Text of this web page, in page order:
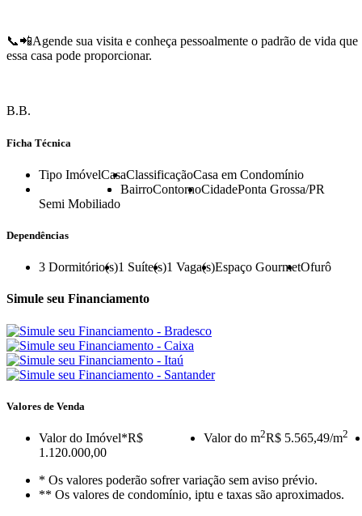
📞📲Agende sua visita e conheça pessoalmente o padrão de vida que
essa casa pode proporcionar.
B.B.
Ficha Técnica
Tipo ImóvelCasaClassificaçãoCasa em Condomínio
Semi Mobiliado
BairroContornoCidadePonta Grossa/PR
Dependências
3 Dormitório(s)1 Suíte(s)1 Vaga(s)Espaço GourmetOfurô
Simule seu Financiamento
Valores de Venda
Valor do Imóvel*R$
1.120.000,00
Valor do m2R$ 5.565,49/m2
* Os valores poderão sofrer variação sem aviso prévio.
** Os valores de condomínio, iptu e taxas são aproximados.